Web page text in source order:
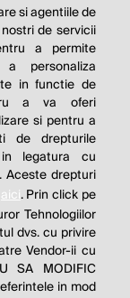
si agentiile de
de servicii
a permite
personaliza
in functie de
a va oferi
si pentru a
de drepturile
legatura cu
Aceste drepturi
aici. Prin click pe
Tehnologiilor
dvs. cu privire
Vendor-ii cu
SA MODIFIC
in mod